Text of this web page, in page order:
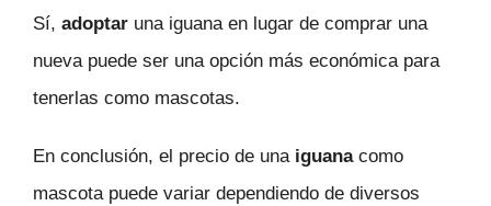
Sí, adoptar una iguana en lugar de comprar una
nueva puede ser una opción más económica para
tenerlas como mascotas.
En conclusión, el precio de una iguanacomo
mascota puede variar dependiendo de diversos